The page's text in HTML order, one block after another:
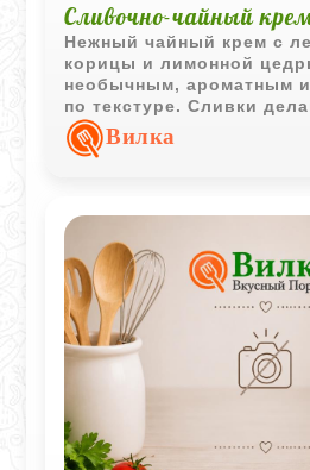
Сливочно-чайный
Нежный чайный крем с
корицы и лимонной
необычным, ароматным
по текстуре. Сливки
деликатным, а чай
выразительный характер.
Вилка